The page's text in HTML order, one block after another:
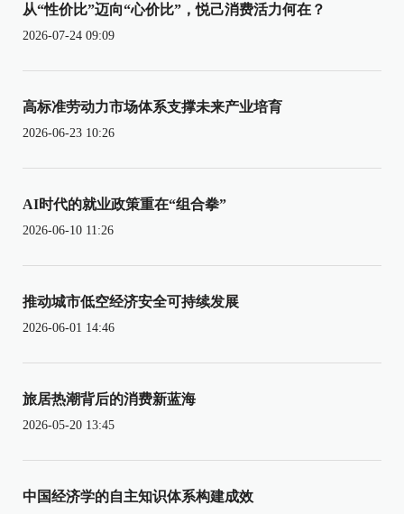
从“性价比”迈向“心价比”，悦己消费活力何在？
2026-07-24 09:09
高标准劳动力市场体系支撑未来产业培育
2026-06-23 10:26
AI时代的就业政策重在“组合拳”
2026-06-10 11:26
推动城市低空经济安全可持续发展
2026-06-01 14:46
旅居热潮背后的消费新蓝海
2026-05-20 13:45
中国经济学的自主知识体系构建成效